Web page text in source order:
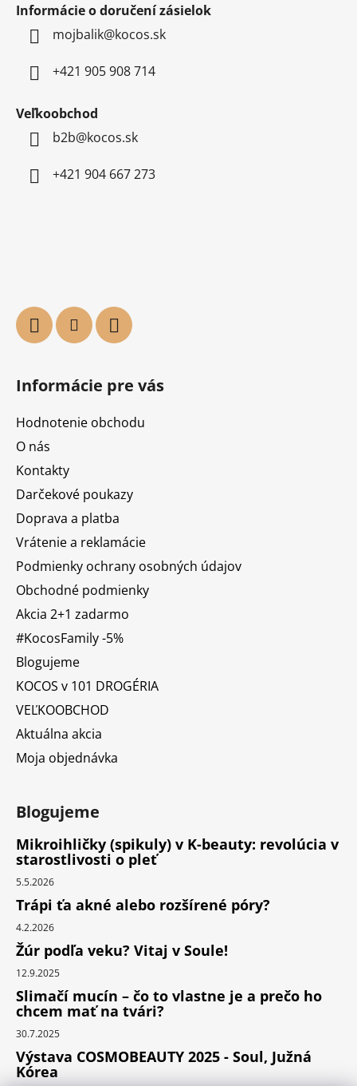
Informácie o doručení zásielok
mojbalik@kocos.sk
+421 905 908 714
Veľkoobchod
b2b@kocos.sk
+421 904 667 273
Informácie pre vás
Hodnotenie obchodu
O nás
Kontakty
Darčekové poukazy
Doprava a platba
Vrátenie a reklamácie
Podmienky ochrany osobných údajov
Obchodné podmienky
Akcia 2+1 zadarmo
#KocosFamily -5%
Blogujeme
KOCOS v 101 DROGÉRIA
VEĽKOOBCHOD
Aktuálna akcia
Moja objednávka
Blogujeme
Mikroihličky (spikuly) v K-beauty: revolúcia v
starostlivosti o pleť
5.5.2026
Trápi ťa akné alebo rozšírené póry?
4.2.2026
Žúr podľa veku? Vitaj v Soule!
12.9.2025
Slimačí mucín – čo to vlastne je a prečo ho
chcem mať na tvári?
30.7.2025
Výstava COSMOBEAUTY 2025 - Soul, Južná
Kórea